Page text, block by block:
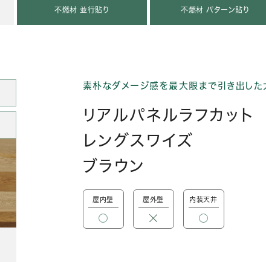
不燃材 並行貼り 不燃材 パターン貼り
素朴なダメージ感を最大限まで引き出した
リアルパネルラフカット
レングスワイズ
ブラウン
屋内壁 屋外壁 内装天井